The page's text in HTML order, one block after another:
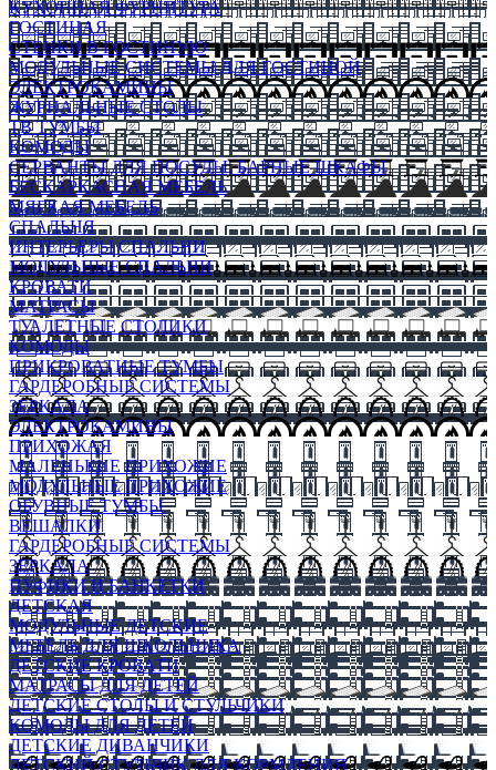
КУХОННАЯ ФУРНИТУРА
ГОСТИНАЯ
СТЕНКИ В ГОСТИНУЮ
МОДУЛЬНЫЕ СИСТЕМЫ ДЛЯ ГОСТИНОЙ
ЭЛЕКТРОКАМИНЫ
ЖУРНАЛЬНЫЕ СТОЛЫ
ТВ ТУМБЫ
КОМОДЫ
СЕРВАНТЫ ДЛЯ ПОСУДЫ, БАРНЫЕ ШКАФЫ
БЕСКАРКАСНАЯ МЕБЕЛЬ
МЯГКАЯ МЕБЕЛЬ
СПАЛЬНЯ
ИНТЕРЬЕРЫ СПАЛЬНИ
МОДУЛЬНЫЕ СПАЛЬНИ
КРОВАТИ
МАТРАСЫ
ТУАЛЕТНЫЕ СТОЛИКИ
КОМОДЫ
ПРИКРОВАТНЫЕ ТУМБЫ
ГАРДЕРОБНЫЕ СИСТЕМЫ
ЗЕРКАЛА
ЭЛЕКТРОКАМИНЫ
ПРИХОЖАЯ
МАЛЕНЬКИЕ ПРИХОЖИЕ
МОДУЛЬНЫЕ ПРИХОЖИЕ
ОБУВНЫЕ ТУМБЫ
ВЕШАЛКИ
ГАРДЕРОБНЫЕ СИСТЕМЫ
ЗЕРКАЛА
ПУФИКИ И БАНКЕТКИ
ДЕТСКАЯ
МОДУЛЬНЫЕ ДЕТСКИЕ
МЕБЕЛЬ ДЛЯ ШКОЛЬНИКА
ДЕТСКИЕ КРОВАТИ
МАТРАСЫ ДЛЯ ДЕТЕЙ
ДЕТСКИЕ СТОЛЫ И СТУЛЬЧИКИ
КОМОДЫ ДЛЯ ДЕТЕЙ
ДЕТСКИЕ ДИВАНЧИКИ
ДЕТСКИЙ СТУЛЬЧИК ДЛЯ КОРМЛЕНИЯ